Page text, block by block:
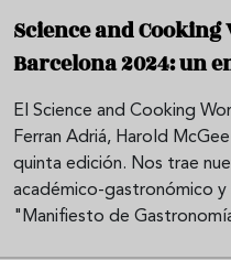
Science and
Barcelona 2024: un
El Science and Cooking
Ferran Adriá, Harold
quinta edición. Nos trae
académico-gastronómico y
"Manifiesto de